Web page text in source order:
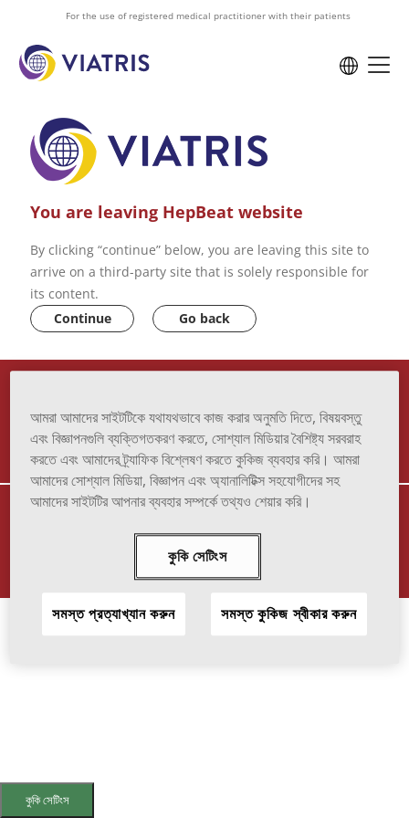
content
For the use of registered medical practitioner with their patients
You are leaving HepBeat website
By clicking “continue” below, you are leaving this site to
arrive on a third-party site that is solely responsible for
its content.
Continue
Go back
TERMS OF USE
TO REPORT ADVERSE EFFECT
VIATRIS and the Viatris Logo are trademarks of Mylan Inc., a Viatris
© 2025 Viatris Inc. All Rights Reserved.
কুকি সেটিংস
আমরা আমাদের সাইটটিকে যথাযথভাবে কাজ করার অনুমতি দিতে, বিষয়বস্তু
এবং বিজ্ঞাপনগুলি ব্যক্তিগতকরণ করতে, সোশ্যাল মিডিয়ার বৈশিষ্ট্য সরবরাহ
করতে এবং আমাদের ট্র্যাফিক বিশ্লেষণ করতে কুকিজ ব্যবহার করি। আমরা
আমাদের সোশ্যাল মিডিয়া, বিজ্ঞাপন এবং অ্যানালিটিক্স সহযোগীদের সহ
আমাদের সাইটটির আপনার ব্যবহার সম্পর্কে তথ্যও শেয়ার করি।
কুকি সেটিংস
সমস্ত প্রত্যাখ্যান করুন সমস্ত কুকিজ স্বীকার করুন